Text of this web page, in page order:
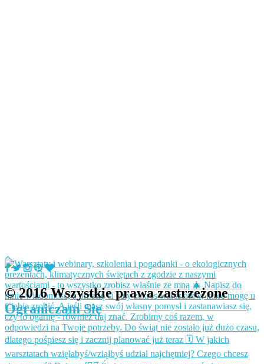
© 2016 Wszystkie prawa zastrzeżone
Ograniczam Się